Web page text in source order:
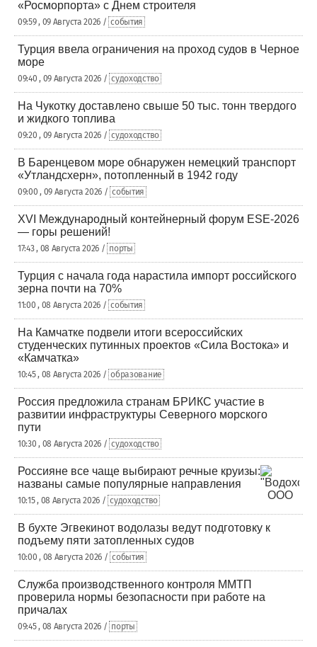
«Росморпорта» с Днем строителя
09:59 , 09 Августа 2026 / события
Турция ввела ограничения на проход судов в Черное
море
09:40 , 09 Августа 2026 / судоходство
На Чукотку доставлено свыше 50 тыс. тонн твердого
и жидкого топлива
09:20 , 09 Августа 2026 / судоходство
В Баренцевом море обнаружен немецкий транспорт
«Утландсхерн», потопленный в 1942 году
09:00 , 09 Августа 2026 / события
XVI Международный контейнерный форум ESE-2026
— горы решений!
17:43 , 08 Августа 2026 / порты
Турция с начала года нарастила импорт российского
зерна почти на 70%
11:00 , 08 Августа 2026 / события
На Камчатке подвели итоги всероссийских
студенческих путинных проектов «Сила Востока» и
«Камчатка»
10:45 , 08 Августа 2026 / образование
Россия предложила странам БРИКС участие в
развитии инфраструктуры Северного морского
пути
10:30 , 08 Августа 2026 / судоходство
Россияне все чаще выбирают речные круизы:
названы самые популярные направления
10:15 , 08 Августа 2026 / судоходство
В бухте Эгвекинот водолазы ведут подготовку к
подъему пяти затопленных судов
10:00 , 08 Августа 2026 / события
Служба производственного контроля ММТП
проверила нормы безопасности при работе на
причалах
09:45 , 08 Августа 2026 / порты